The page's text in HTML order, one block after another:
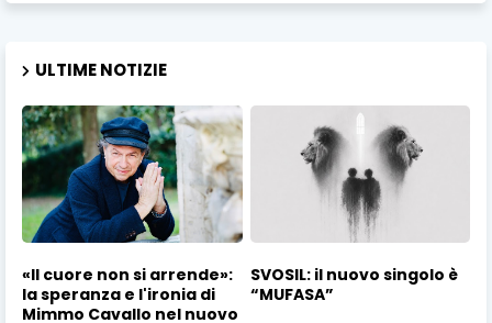
ULTIME NOTIZIE
«Il cuore non si arrende»:
la speranza e l'ironia di
Mimmo Cavallo nel nuovo
SVOSIL: il nuovo singolo è
“MUFASA”